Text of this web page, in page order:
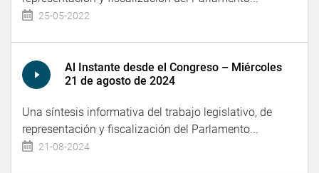
25-05-2022
Al Instante desde el Congreso – Miércoles
21 de agosto de 2024
Una síntesis informativa del trabajo legislativo, de
representación y fiscalización del Parlamento...
21-08-2024